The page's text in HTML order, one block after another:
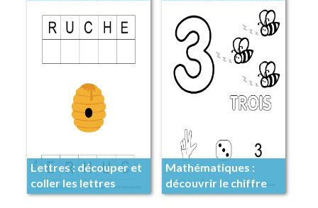
Lettres : découper et
coller les lettres
Mathématiques :
découvrir le chiffre